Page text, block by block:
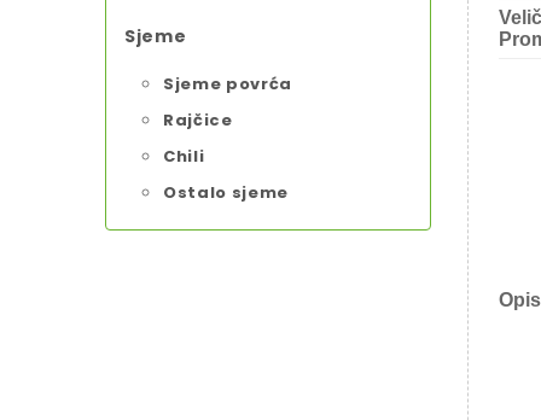
Sjeme
Sjeme povrća
Rajčice
Chili
Ostalo sjeme